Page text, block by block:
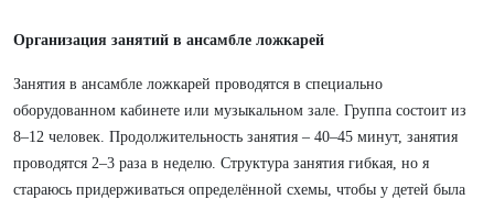
Организация занятий в ансамбле ложкарей
Занятия в ансамбле ложкарей проводятся в специально
оборудованном кабинете или музыкальном зале. Группа состоит из
8–12 человек. Продолжительность занятия – 40–45 минут, занятия
проводятся 2–3 раза в неделю. Структура занятия гибкая, но я
стараюсь придерживаться определённой схемы, чтобы у детей была